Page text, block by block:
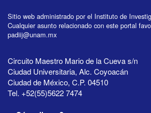
Sitio web administrado por el Instituto de
Cualquier asunto relacionado con este portal
padiij@unam.mx
Circuito Maestro Mario de la Cueva s/n
Ciudad Universitaria, Alc. Coyoacán
Ciudad de México, C.P. 04510
Tel. +52(55)5622 7474